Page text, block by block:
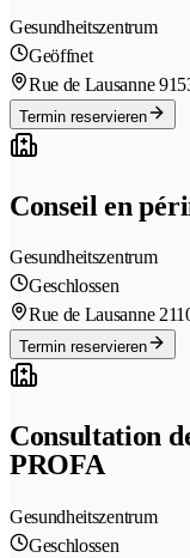
Gesundheitszentrum
Geöffnet
Rue de Lausanne 9
Termin reservieren
Conseil en
Gesundheitszentrum
Geschlossen
Rue de Lausanne 21
Termin reservieren
Consultation
PROFA
Gesundheitszentrum
Geschlossen